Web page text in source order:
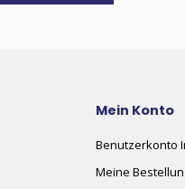
Mein Konto
Benutzerkonto
Meine